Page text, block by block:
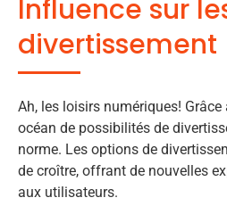
Influence sur
divertissement
Ah, les loisirs numériques! Grâce
océan de possibilités de
norme. Les options de
de croître, offrant de nouvelles
aux utilisateurs.